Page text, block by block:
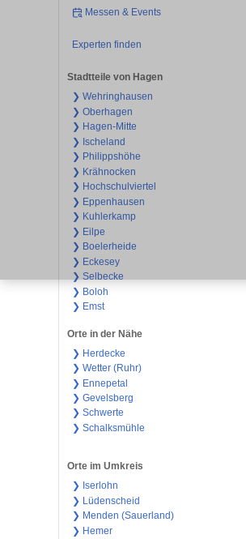
Messen & Events
Experten finden
Stadtteile von Hagen
❯ Wehringhausen
❯ Oberhagen
❯ Hagen-Mitte
❯ Ischeland
❯ Philippshöhe
❯ Krähnocken
❯ Hochschulviertel
❯ Eppenhausen
❯ Kuhlerkamp
❯ Eilpe
❯ Boelerheide
❯ Eckesey
❯ Selbecke
❯ Boloh
❯ Emst
Orte in der Nähe
❯ Herdecke
❯ Wetter (Ruhr)
❯ Ennepetal
❯ Gevelsberg
❯ Schwerte
❯ Schalksmühle
Orte im Umkreis
❯ Iserlohn
❯ Lüdenscheid
❯ Menden (Sauerland)
❯ Hemer